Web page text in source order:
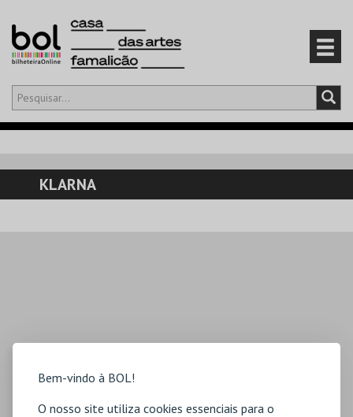
Bem-vindo à BOL!
O nosso site utiliza cookies essenciais para o
Olá,iniciar sessão
CARRINHO
EVENTOS
KLARNA